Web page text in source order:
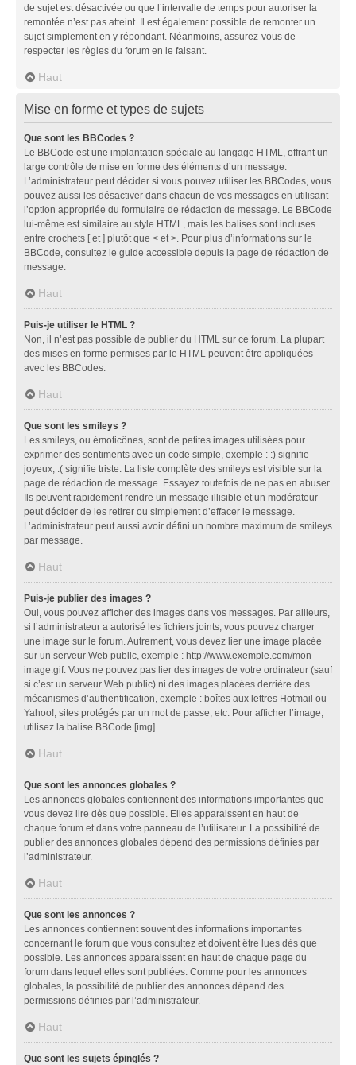
de sujet est désactivée ou que l’intervalle de temps pour autoriser la
remontée n’est pas atteint. Il est également possible de remonter un
sujet simplement en y répondant. Néanmoins, assurez-vous de
respecter les règles du forum en le faisant.
Haut
Mise en forme et types de sujets
Que sont les BBCodes ?
Le BBCode est une implantation spéciale au langage HTML, offrant un
large contrôle de mise en forme des éléments d’un message.
L’administrateur peut décider si vous pouvez utiliser les BBCodes, vous
pouvez aussi les désactiver dans chacun de vos messages en utilisant
l’option appropriée du formulaire de rédaction de message. Le BBCode
lui-même est similaire au style HTML, mais les balises sont incluses
entre crochets [ et ] plutôt que < et >. Pour plus d’informations sur le
BBCode, consultez le guide accessible depuis la page de rédaction de
message.
Haut
Puis-je utiliser le HTML ?
Non, il n’est pas possible de publier du HTML sur ce forum. La plupart
des mises en forme permises par le HTML peuvent être appliquées
avec les BBCodes.
Haut
Que sont les smileys ?
Les smileys, ou émoticônes, sont de petites images utilisées pour
exprimer des sentiments avec un code simple, exemple : :) signifie
joyeux, :( signifie triste. La liste complète des smileys est visible sur la
page de rédaction de message. Essayez toutefois de ne pas en abuser.
Ils peuvent rapidement rendre un message illisible et un modérateur
peut décider de les retirer ou simplement d’effacer le message.
L’administrateur peut aussi avoir défini un nombre maximum de smileys
par message.
Haut
Puis-je publier des images ?
Oui, vous pouvez afficher des images dans vos messages. Par ailleurs,
si l’administrateur a autorisé les fichiers joints, vous pouvez charger
une image sur le forum. Autrement, vous devez lier une image placée
sur un serveur Web public, exemple : http://www.exemple.com/mon-
image.gif. Vous ne pouvez pas lier des images de votre ordinateur (sauf
si c’est un serveur Web public) ni des images placées derrière des
mécanismes d’authentification, exemple : boîtes aux lettres Hotmail ou
Yahoo!, sites protégés par un mot de passe, etc. Pour afficher l’image,
utilisez la balise BBCode [img].
Haut
Que sont les annonces globales ?
Les annonces globales contiennent des informations importantes que
vous devez lire dès que possible. Elles apparaissent en haut de
chaque forum et dans votre panneau de l’utilisateur. La possibilité de
publier des annonces globales dépend des permissions définies par
l’administrateur.
Haut
Que sont les annonces ?
Les annonces contiennent souvent des informations importantes
concernant le forum que vous consultez et doivent être lues dès que
possible. Les annonces apparaissent en haut de chaque page du
forum dans lequel elles sont publiées. Comme pour les annonces
globales, la possibilité de publier des annonces dépend des
permissions définies par l’administrateur.
Haut
Que sont les sujets épinglés ?